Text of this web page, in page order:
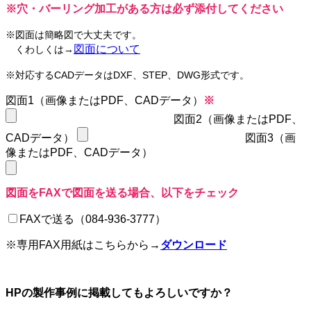
※穴・バーリング加工がある方は必ず添付してください
※図面は簡略図で大丈夫です。
くわしくは→ 図面について
※対応するCADデータはDXF、STEP、DWG形式です。
図面1（画像またはPDF、CADデータ）
※
図面2（画像またはPDF、
CADデータ）
図面3（画
像またはPDF、CADデータ）
図面をFAXで図面を送る場合、以下をチェック
FAXで送る（084-936-3777）
※専用FAX用紙はこちらから→ ダウンロード
HPの製作事例に掲載してもよろしいですか？